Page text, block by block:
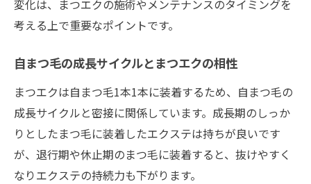
変化は、まつエクの施術やメンテナンスのタイミングを
考える上で重要なポイントです。
自まつ毛の成長サイクルとまつエクの相性
まつエクは自まつ毛1本1本に装着するため、自まつ毛の
成長サイクルと密接に関係しています。成長期のしっか
りとしたまつ毛に装着したエクステは持ちが良いです
が、退行期や休止期のまつ毛に装着すると、抜けやすく
なりエクステの持続力も下がります。